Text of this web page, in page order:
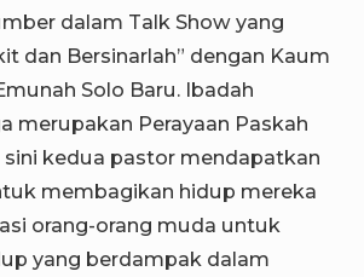
dalam Talk Show yang
dan Bersinarlah” dengan Kaum
Solo Baru. Ibadah
merupakan Perayaan Paskah
sini kedua pastor mendapatkan
membagikan hidup mereka
orang-orang muda untuk
yang berdampak dalam